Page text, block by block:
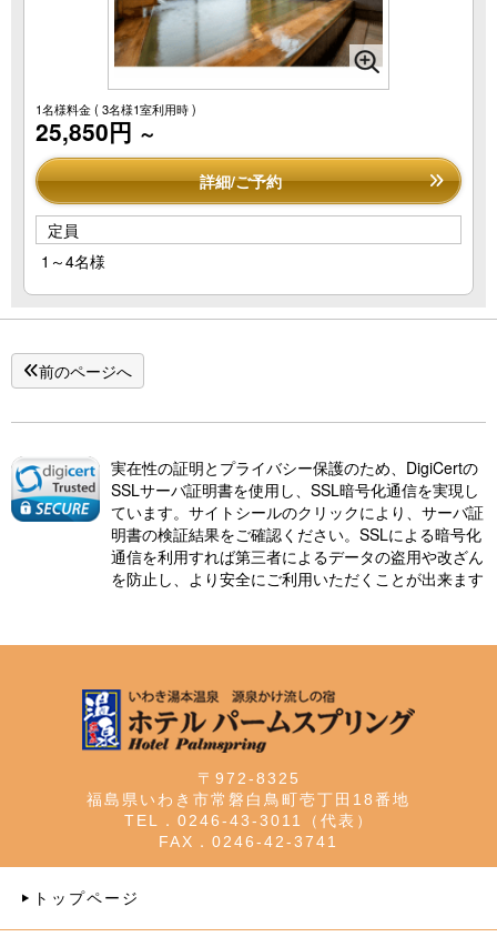
1名様料金( 3名様1室利用時 )
25,850円 ～
詳細/ご予約
定員
1～4名様
前のページへ
実在性の証明とプライバシー保護のため、DigiCertの
SSLサーバ証明書を使用し、SSL暗号化通信を実現し
ています。サイトシールのクリックにより、サーバ証
明書の検証結果をご確認ください。SSLによる暗号化
通信を利用すれば第三者によるデータの盗用や改ざん
を防止し、より安全にご利用いただくことが出来ます
〒972-8325
福島県いわき市常磐白鳥町壱丁田18番地
TEL．0246-43-3011（代表）
FAX．0246-42-3741
トップページ